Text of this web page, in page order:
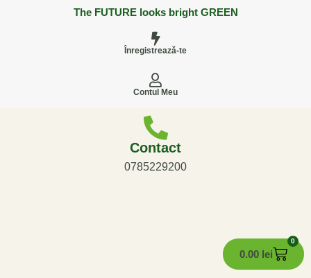
The FUTURE looks bright GREEN
Înregistrează-te
Contul Meu
Contact
0785229200
0.00 lei
0